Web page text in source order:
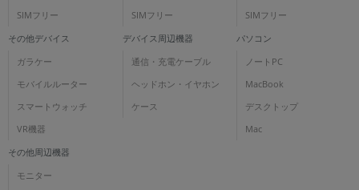
SIMフリー
SIMフリー
SIMフリー
その他デバイス
ガラケー
モバイルルーター
スマートウォッチ
VR機器
デバイス周辺機器
通信・充電ケーブル
ヘッドホン・イヤホン
ケース
パソコン
ノートPC
MacBook
デスクトップ
Mac
その他周辺機器
モニター